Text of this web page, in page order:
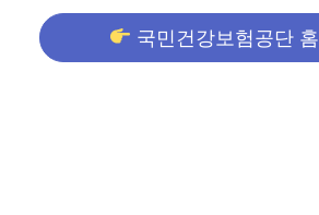
국민건강보험공단